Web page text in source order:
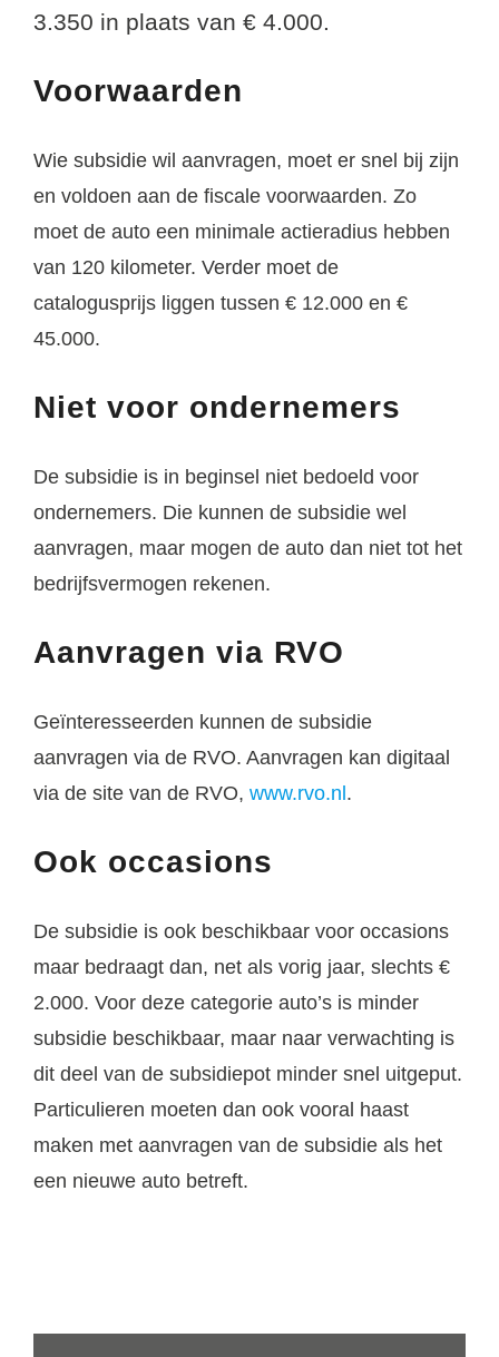
3.350 in plaats van € 4.000.
Voorwaarden
Wie subsidie wil aanvragen, moet er snel bij zijn
en voldoen aan de fiscale voorwaarden. Zo
moet de auto een minimale actieradius hebben
van 120 kilometer. Verder moet de
catalogusprijs liggen tussen € 12.000 en €
45.000.
Niet voor ondernemers
De subsidie is in beginsel niet bedoeld voor
ondernemers. Die kunnen de subsidie wel
aanvragen, maar mogen de auto dan niet tot het
bedrijfsvermogen rekenen.
Aanvragen via RVO
Geïnteresseerden kunnen de subsidie
aanvragen via de RVO. Aanvragen kan digitaal
via de site van de RVO, www.rvo.nl.
Ook occasions
De subsidie is ook beschikbaar voor occasions
maar bedraagt dan, net als vorig jaar, slechts €
2.000. Voor deze categorie auto’s is minder
subsidie beschikbaar, maar naar verwachting is
dit deel van de subsidiepot minder snel uitgeput.
Particulieren moeten dan ook vooral haast
maken met aanvragen van de subsidie als het
een nieuwe auto betreft.